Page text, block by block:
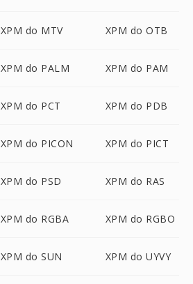
XPM do MTV XPM do OTB
XPM do PALM XPM do PAM
XPM do PCT XPM do PDB
XPM do PICON XPM do PICT
XPM do PSD XPM do RAS
XPM do RGBA XPM do RGBO
XPM do SUN XPM do UYVY